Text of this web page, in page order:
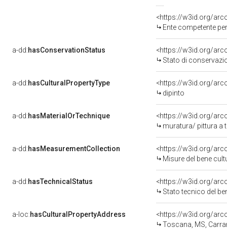
<https://w3id.org/
Ente competente per tutela
a-dd:hasConservationStatus
<https://w3id.org/
Stato di
a-dd:hasCulturalPropertyType
<https://w3id.org/
dipinto
a-dd:hasMaterialOrTechnique
<https://w3id.org/
muratura/ pittura a
a-dd:hasMeasurementCollection
<https://w3id.org/
Misure del bene
a-dd:hasTechnicalStatus
<https://w3id.org/
Stato tecnico del
a-loc:hasCulturalPropertyAddress
<https://w3id.org/
Toscana, MS,